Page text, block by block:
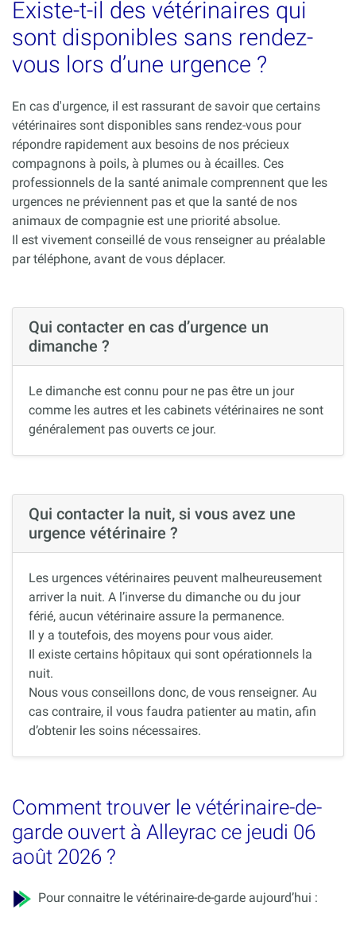
Existe-t-il des vétérinaires qui
sont disponibles sans rendez-
vous lors d’une urgence ?
En cas d'urgence, il est rassurant de savoir que certains
vétérinaires sont disponibles sans rendez-vous pour
répondre rapidement aux besoins de nos précieux
compagnons à poils, à plumes ou à écailles. Ces
professionnels de la santé animale comprennent que les
urgences ne préviennent pas et que la santé de nos
animaux de compagnie est une priorité absolue.
Il est vivement conseillé de vous renseigner au préalable
par téléphone, avant de vous déplacer.
Qui contacter en cas d’urgence un
dimanche ?
Le dimanche est connu pour ne pas être un jour
comme les autres et les cabinets vétérinaires ne sont
généralement pas ouverts ce jour.
Qui contacter la nuit, si vous avez une
urgence vétérinaire ?
Les urgences vétérinaires peuvent malheureusement
arriver la nuit. A l’inverse du dimanche ou du jour
férié, aucun vétérinaire assure la permanence.
Il y a toutefois, des moyens pour vous aider.
Il existe certains hôpitaux qui sont opérationnels la
nuit.
Nous vous conseillons donc, de vous renseigner. Au
cas contraire, il vous faudra patienter au matin, afin
d’obtenir les soins nécessaires.
Comment trouver le vétérinaire-de-
garde ouvert à Alleyrac ce jeudi 06
août 2026 ?
Pour connaitre le vétérinaire-de-garde aujourd’hui :